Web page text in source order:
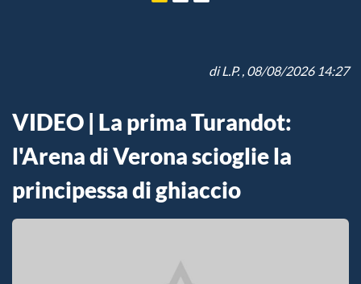
diL.P., 08/08/2026 14:27
VIDEO | La prima Turandot:
l'Arena di Verona scioglie la
principessa di ghiaccio